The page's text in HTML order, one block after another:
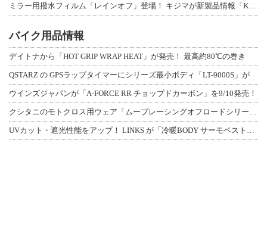
ミラー用撥水フィルム「レインオフ」登場！ キジマが新製品情報「KIJIMA NE
バイク用品情報
デイトナから「HOT GRIP WRAP HEAT」が発売！ 最高約80℃の巻き
QSTARZ の GPSラップタイマーにシリーズ最小ボディ「LT-9000S」が
ウインズジャパンが「A-FORCE RR チョップドカーボン」を9/10発売！
クシタニのモトクロス用ウェア「ムーブレーシングオフロードシリーズ」3アイテムが登
UVカット・遮光性能をアップ！ LINKS が「冷暖BODY サーモベスト」改良